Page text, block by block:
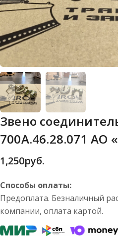
Звено
700А.46.28.071 АО
1,250руб.
Способы оплаты:
Предоплата. Безналичный
компании, оплата картой.